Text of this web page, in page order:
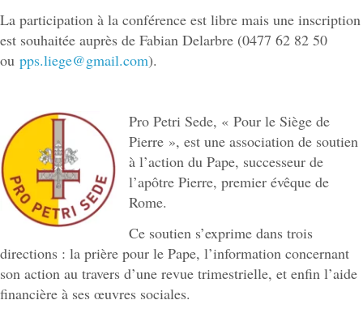
La participation à la conférence est libre mais une inscription
est souhaitée auprès de Fabian Delarbre (0477 62 82 50
ou pps.liege@gmail.com).
Pro Petri Sede, « Pour le Siège de
Pierre », est une association de soutien
à l’action du Pape, successeur de
l’apôtre Pierre, premier évêque de
Rome.
Ce soutien s’exprime dans trois
directions : la prière pour le Pape, l’information concernant
son action au travers d’une revue trimestrielle, et enfin l’aide
financière à ses œuvres sociales.